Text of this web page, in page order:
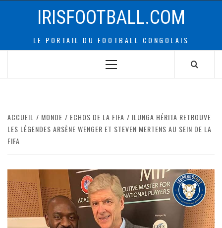
IRISFOOTBALL.COM
LE PORTAIL DU FOOTBALL CONGOLAIS
Menu
ACCUEIL MONDE ECHOS DE LA FIFA
ILUNGA HÉRITA RETROUVE
LES LÉGENDES ARSÈNE WENGER ET STEVEN MERTENS AU SEIN DE LA
FIFA